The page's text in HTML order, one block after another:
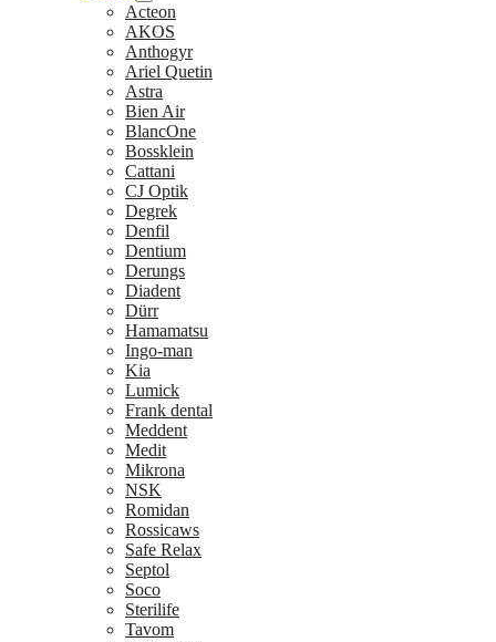
Acteon
AKOS
Anthogyr
Ariel Quetin
Astra
Bien Air
BlancOne
Bossklein
Cattani
CJ Optik
Degrek
Denfil
Dentium
Derungs
Diadent
Dürr
Hamamatsu
Ingo-man
Kia
Lumick
Frank dental
Meddent
Medit
Mikrona
NSK
Romidan
Rossicaws
Safe Relax
Septol
Soco
Sterilife
Tavom